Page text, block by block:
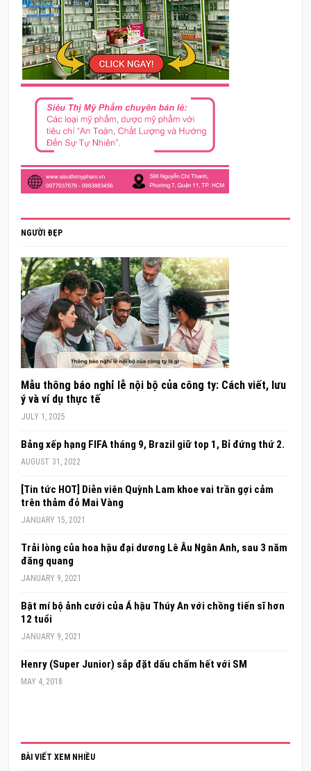
NGƯỜI ĐẸP
Mẫu thông báo nghỉ lễ nội bộ của công ty: Cách viết, lưu
ý và ví dụ thực tế
JULY 1, 2025
Bảng xếp hạng FIFA tháng 9, Brazil giữ top 1, Bỉ đứng thứ 2.
AUGUST 31, 2022
[Tin tức HOT] Diễn viên Quỳnh Lam khoe vai trần gợi cảm
trên thảm đỏ Mai Vàng
JANUARY 15, 2021
Trải lòng của hoa hậu đại dương Lê Âu Ngân Anh, sau 3 năm
đăng quang
JANUARY 9, 2021
Bật mí bộ ảnh cưới của Á hậu Thúy An với chồng tiến sĩ hơn
12 tuổi
JANUARY 9, 2021
Henry (Super Junior) sắp đặt dấu chấm hết với SM
MAY 4, 2018
BÀI VIẾT XEM NHIỀU